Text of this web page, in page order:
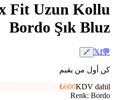
Fit Uzun Kollu
Bordo Şık Bluz
💬
𝕏f
🔗
كن أول من يقيم
₺600KDV dahil
Renk: Bordo